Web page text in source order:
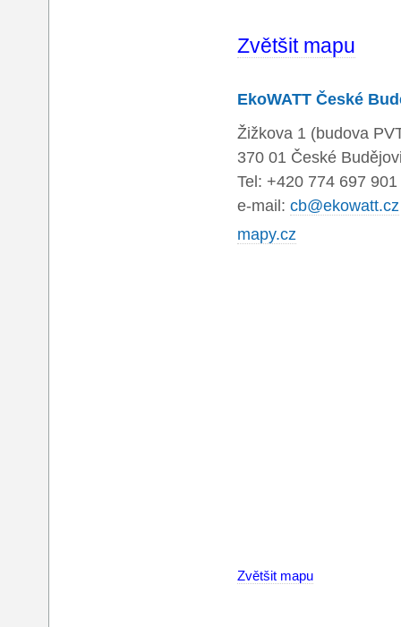
Zvětšit mapu
EkoWATT České
Žižkova 1 (budova
370 01 České
Tel: +420 774 697 901
e-mail: cb@ekowatt.cz
mapy.cz
Zvětšit mapu